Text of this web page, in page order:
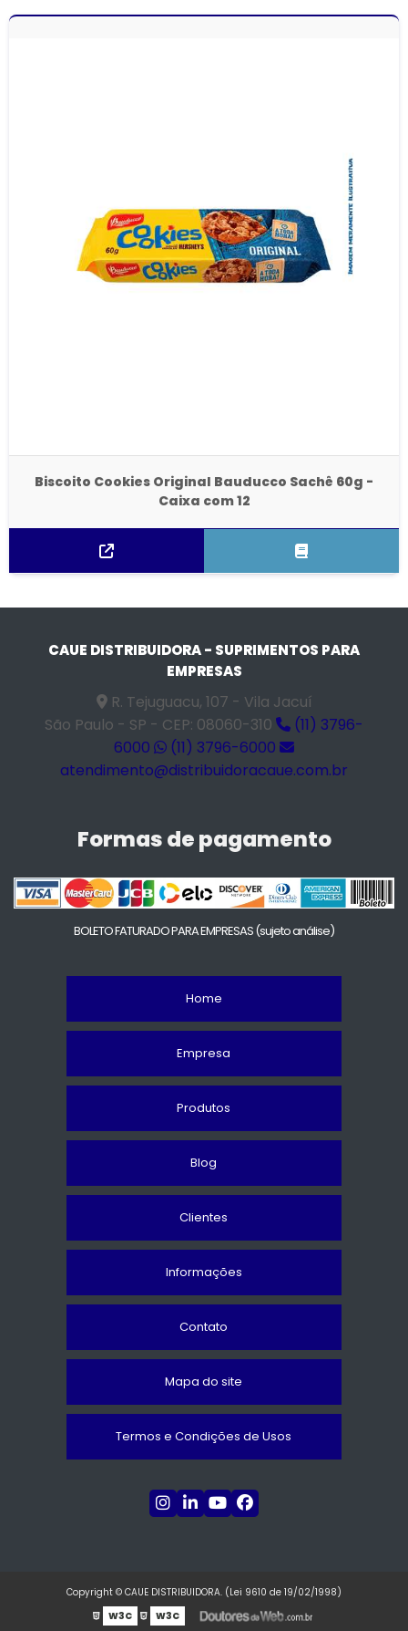
Biscoito Cookies Original Bauducco Sachê 60g -
Caixa com 12
CAUE DISTRIBUIDORA - SUPRIMENTOS PARA
EMPRESAS
R. Tejuguacu, 107 - Vila Jacuí
São Paulo - SP - CEP: 08060-310
(11) 3796-
6000
(11) 3796-6000
atendimento@distribuidoracaue.com.br
Formas de pagamento
BOLETO FATURADO PARA EMPRESAS(sujeto análise)
Home
Empresa
Produtos
Blog
Clientes
Informações
Contato
Mapa do site
Termos e Condições de Usos
Copyright © CAUE DISTRIBUIDORA. (Lei 9610 de 19/02/1998)
W3C
W3C